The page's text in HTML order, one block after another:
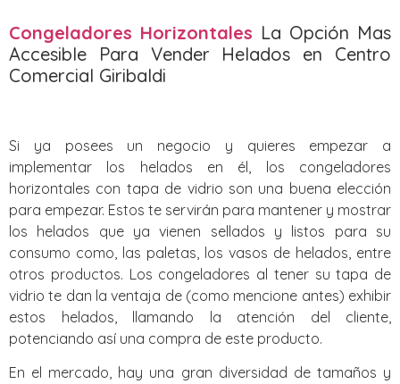
Congeladores Horizontales La Opción Mas
Accesible Para Vender Helados en Centro
Comercial Giribaldi
Si ya posees un negocio y quieres empezar a
implementar los helados en él, los congeladores
horizontales con tapa de vidrio son una buena elección
para empezar. Estos te servirán para mantener y mostrar
los helados que ya vienen sellados y listos para su
consumo como, las paletas, los vasos de helados, entre
otros productos. Los congeladores al tener su tapa de
vidrio te dan la ventaja de (como mencione antes) exhibir
estos helados, llamando la atención del cliente,
potenciando así una compra de este producto.
En el mercado, hay una gran diversidad de tamaños y